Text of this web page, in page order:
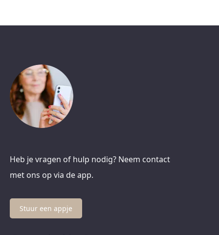
Heb je vragen of hulp nodig? Neem contact
met ons op via de app.
Stuur een appje